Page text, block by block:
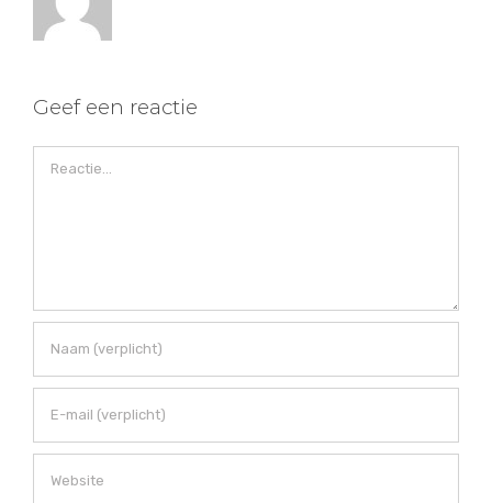
Geef een reactie
Reactie